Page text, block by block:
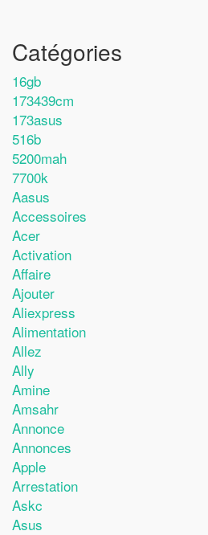
Catégories
16gb
173439cm
173asus
516b
5200mah
7700k
Aasus
Accessoires
Acer
Activation
Affaire
Ajouter
Aliexpress
Alimentation
Allez
Ally
Amine
Amsahr
Annonce
Annonces
Apple
Arrestation
Askc
Asus